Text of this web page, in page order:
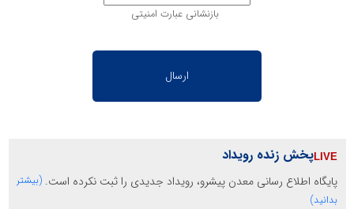
بازنشانی عبارت امنیتی
پخش زنده رویداد
پایگاه اطلاع رسانی معدن پیشرو، رویداد جدیدی را ثبت نکرده است. (بیشتر
بدانید)